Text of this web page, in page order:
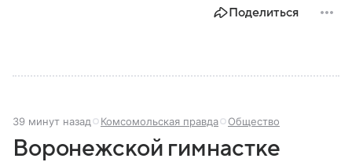
Поделиться
39 минут назад Комсомольская правда Общество
Воронежской гимнастке